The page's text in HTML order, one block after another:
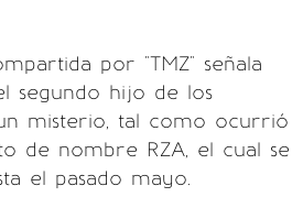
por "TMZ" señala
segundo hijo de los
misterio, tal como ocurrió
de nombre RZA, el cual se
el pasado mayo.